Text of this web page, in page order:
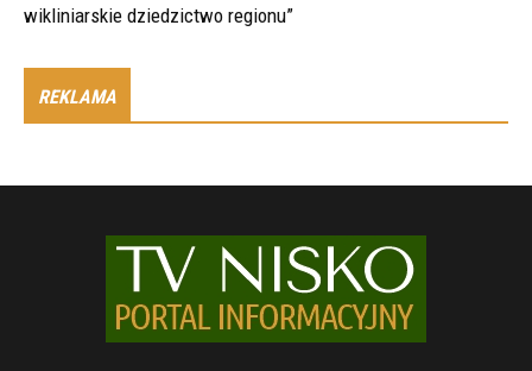
wikliniarskie dziedzictwo regionu”
REKLAMA